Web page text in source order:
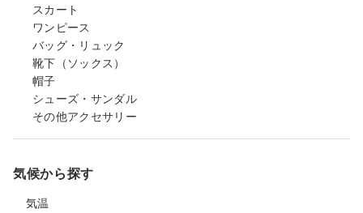
スカート
ワンピース
バッグ・リュック
靴下（ソックス）
帽子
シューズ・サンダル
その他アクセサリー
気候から探す
気温